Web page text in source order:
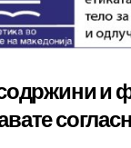
и